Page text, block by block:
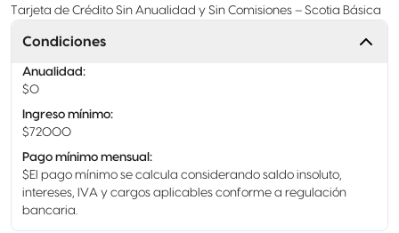
Tarjeta de Crédito Sin Anualidad y Sin Comisiones – Scotia Básica
Condiciones
Anualidad:
$0
Ingreso mínimo:
$72000
Pago mínimo mensual :
$El pago mínimo se calcula considerando saldo insoluto,
intereses, IVA y cargos aplicables conforme a regulación
bancaria.